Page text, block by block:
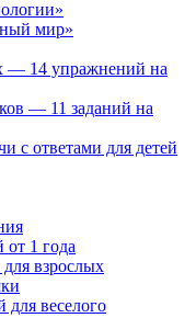
мир»
— 14 упражнений на
— 11 заданий на
с ответами для детей
1 года
взрослых
веселого